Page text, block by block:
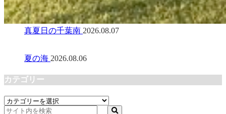
真夏日の千葉南 2026.08.07
夏の海 2026.08.06
カテゴリー
カ
テ